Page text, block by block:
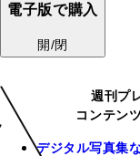
電子版で購入
開/閉
週刊プ
コンテン
デジタル写真集